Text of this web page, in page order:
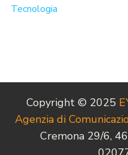
Tecnologia
Copyright © 2025
Agenzia di
Cremona 29/6,